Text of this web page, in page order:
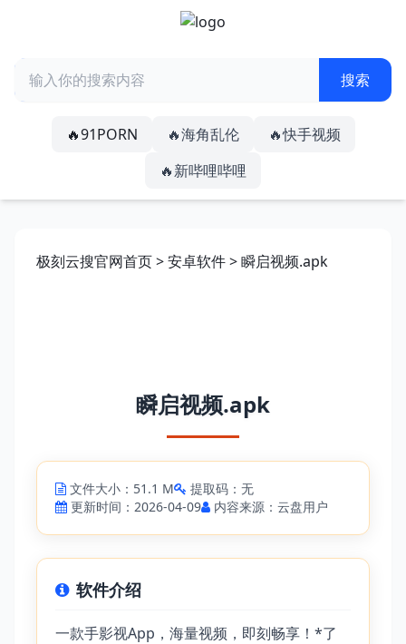
🔥91PORN 🔥海角乱伦
🔥快手视频
🔥新哔哩哔哩
极刻云搜官网首页>安卓软件> 瞬启视频.apk
瞬启视频.apk
文件大小：51.1 M
提取码：无
更新时间：2026-04-09
内容来源：云盘用户
软件介绍
一款手影视App，海量视频，即刻畅享！*了